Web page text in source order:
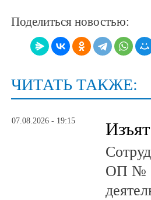
Поделиться новостью:
ЧИТАТЬ ТАКЖЕ:
07.08.2026 - 19:15
ОП №